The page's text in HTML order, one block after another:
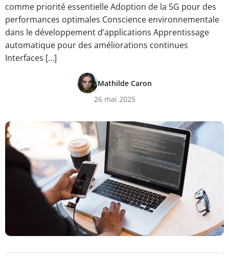
comme priorité essentielle Adoption de la 5G pour des
performances optimales Conscience environnementale
dans le développement d’applications Apprentissage
automatique pour des améliorations continues
Interfaces […]
Mathilde Caron
26 mai 2025